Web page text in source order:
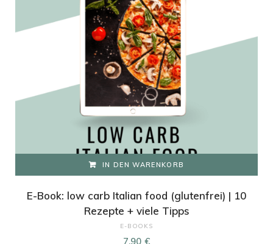
IN DEN WARENKORB
E-Book: low carb Italian food (glutenfrei) | 10
Rezepte + viele Tipps
E-BOOKS
7,90€